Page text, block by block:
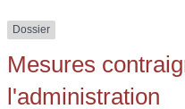
Dossier
Mesures
l'administration